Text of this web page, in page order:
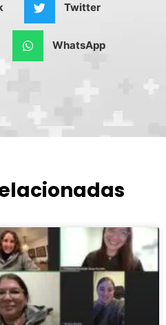
Twitter
WhatsApp